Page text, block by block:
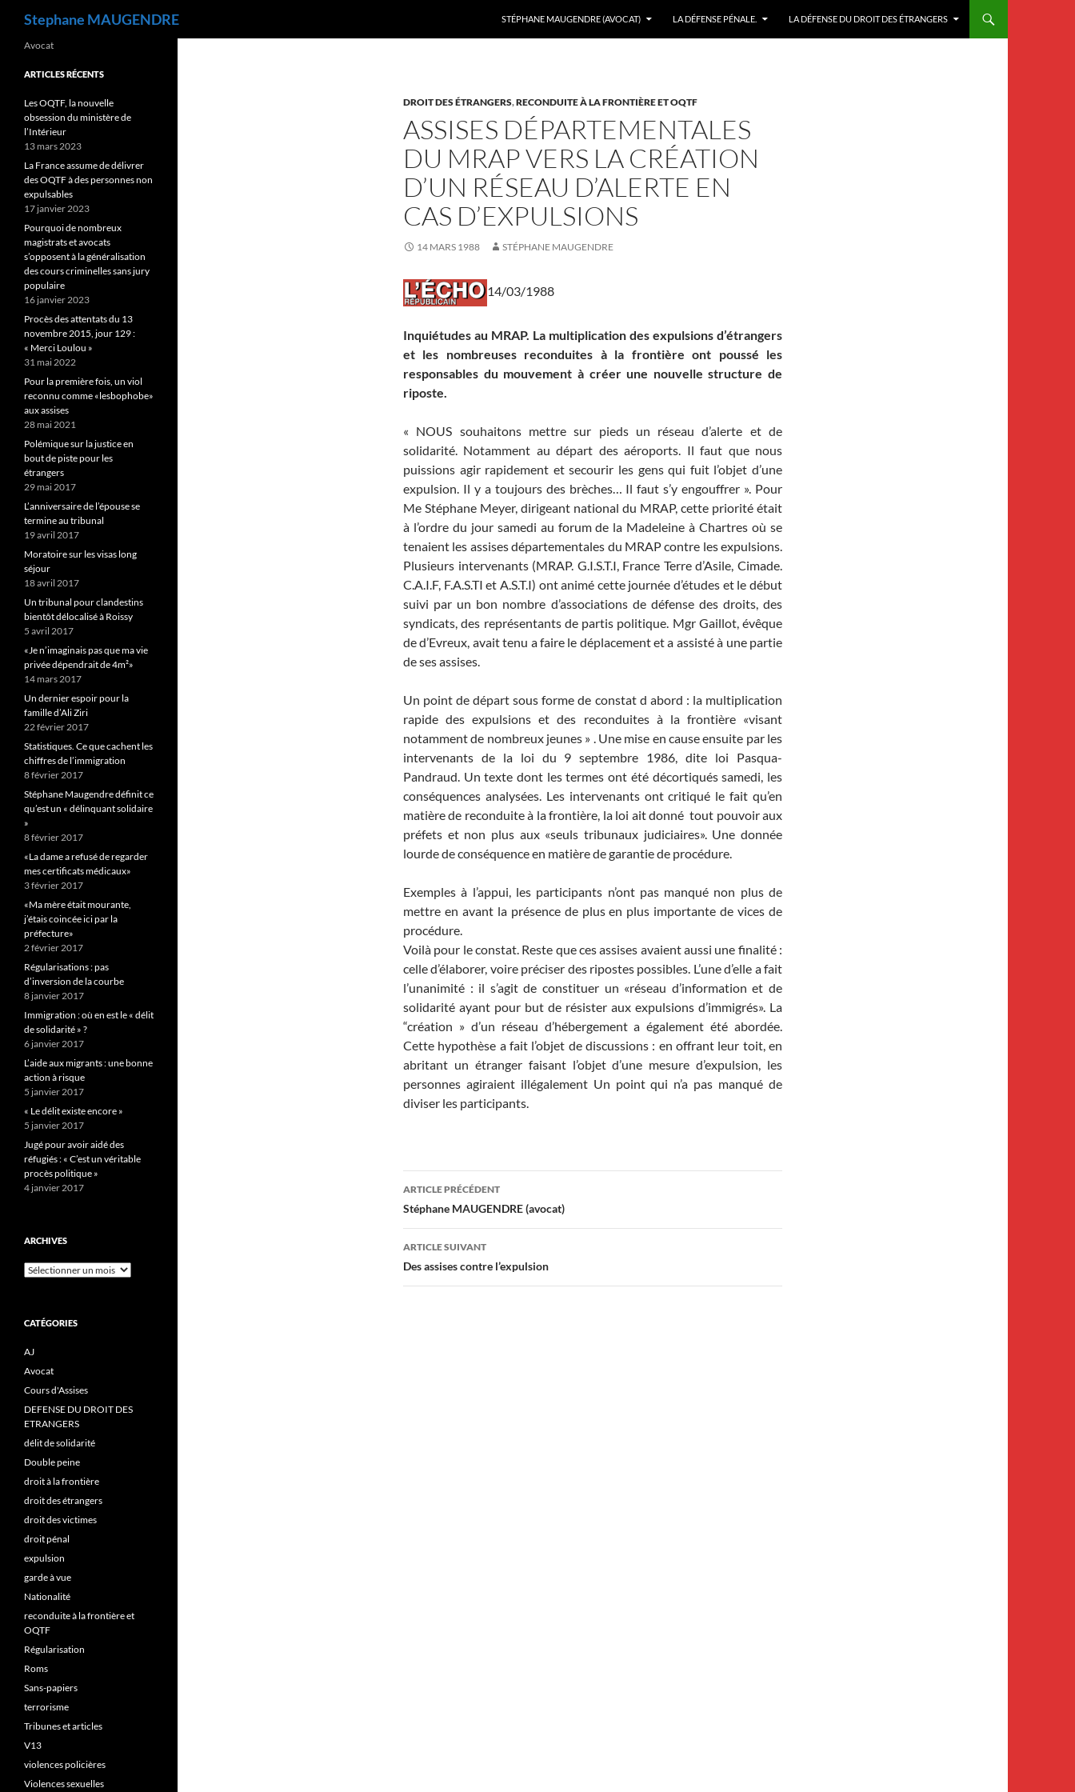
Stephane MAUGENDRE
STÉPHANE MAUGENDRE (AVOCAT)
LA DÉFENSE PÉNALE. LA DÉFENSE DU DROIT DES ÉTRANGERS
DROIT DES ÉTRANGERS,RECONDUITE À LA FRONTIÈRE ET OQTF
ASSISES DÉPARTEMENTALES
DU MRAP VERS LA CRÉATION
D’UN RÉSEAU D’ALERTE EN
CAS D’EXPULSIONS
14 MARS 1988 STÉPHANE MAUGENDRE
14/03/1988
Inquiétudes au MRAP. La multiplication des expulsions d’étrangers
et les nombreuses reconduites à la frontière ont poussé les
responsables du mouvement à créer une nouvelle structure de
riposte.
« NOUS souhaitons mettre sur pieds un réseau d’alerte et de
solidarité. Notamment au départ des aéroports. Il faut que nous
puissions agir rapidement et secourir les gens qui fuit l’objet d’une
expulsion. Il y a toujours des brèches… Il faut s’y engouffrer ». Pour
Me Stéphane Meyer, dirigeant national du MRAP, cette priorité était
à l’ordre du jour samedi au forum de la Madeleine à Chartres où se
tenaient les assises départementales du MRAP contre les expulsions.
Plusieurs intervenants (MRAP. G.I.S.T.I, France Terre d’Asile, Cimade.
C.A.I.F, F.A.S.TI et A.S.T.I) ont animé cette journée d’études et le début
suivi par un bon nombre d’associations de défense des droits, des
syndicats, des représentants de partis politique. Mgr Gaillot, évêque
de d’Evreux, avait tenu a faire le déplacement et a assisté à une partie
de ses assises.
Un point de départ sous forme de constat d abord : la multiplication
rapide des expulsions et des reconduites à la frontière «visant
notamment de nombreux jeunes » . Une mise en cause ensuite par les
intervenants de la loi du 9 septembre 1986, dite loi Pasqua-
Pandraud. Un texte dont les termes ont été décortiqués samedi, les
conséquences analysées. Les intervenants ont critiqué le fait qu’en
matière de reconduite à la frontière, la loi ait donné tout pouvoir aux
préfets et non plus aux «seuls tribunaux judiciaires». Une donnée
lourde de conséquence en matière de garantie de procédure.
Exemples à l’appui, les participants n’ont pas manqué non plus de
mettre en avant la présence de plus en plus importante de vices de
procédure.
Voilà pour le constat. Reste que ces assises avaient aussi une finalité :
celle d’élaborer, voire préciser des ripostes possibles. L’une d’elle a fait
l’unanimité : il s’agit de constituer un «réseau d’information et de
solidarité ayant pour but de résister aux expulsions d’immigrés». La
“création » d’un réseau d’hébergement a également été abordée.
Cette hypothèse a fait l’objet de discussions : en offrant leur toit, en
abritant un étranger faisant l’objet d’une mesure d’expulsion, les
personnes agiraient illégalement Un point qui n’a pas manqué de
diviser les participants.
Navigation
des
articles
ARTICLE PRÉCÉDENT
Stéphane MAUGENDRE (avocat)
ARTICLE SUIVANT
Des assises contre l’expulsion
Avocat
ARTICLES RÉCENTS
Les OQTF, la nouvelle
obsession du ministère de
l’Intérieur
13 mars 2023
La France assume de délivrer
des OQTF à des personnes non
expulsables
17 janvier 2023
Pourquoi de nombreux
magistrats et avocats
s’opposent à la généralisation
des cours criminelles sans jury
populaire
16 janvier 2023
Procès des attentats du 13
novembre 2015, jour 129 :
« Merci Loulou »
31 mai 2022
Pour la première fois, un viol
reconnu comme «lesbophobe»
aux assises
28 mai 2021
Polémique sur la justice en
bout de piste pour les
étrangers
29 mai 2017
L’anniversaire de l’épouse se
termine au tribunal
19 avril 2017
Moratoire sur les visas long
séjour
18 avril 2017
Un tribunal pour clandestins
bientôt délocalisé à Roissy
5 avril 2017
«Je n’imaginais pas que ma vie
privée dépendrait de 4m²»
14 mars 2017
Un dernier espoir pour la
famille d’Ali Ziri
22 février 2017
Statistiques. Ce que cachent les
chiffres de l’immigration
8 février 2017
Stéphane Maugendre définit ce
qu’est un « délinquant solidaire
»
8 février 2017
«La dame a refusé de regarder
mes certificats médicaux»
3 février 2017
«Ma mère était mourante,
j’étais coincée ici par la
préfecture»
2 février 2017
Régularisations : pas
d’inversion de la courbe
8 janvier 2017
Immigration : où en est le « délit
de solidarité » ?
6 janvier 2017
L’aide aux migrants : une bonne
action à risque
5 janvier 2017
« Le délit existe encore »
5 janvier 2017
Jugé pour avoir aidé des
réfugiés : « C’est un véritable
procès politique »
4 janvier 2017
ARCHIVES
Archives
CATÉGORIES
AJ
Avocat
Cours d'Assises
DEFENSE DU DROIT DES
ETRANGERS
délit de solidarité
Double peine
droit à la frontière
droit des étrangers
droit des victimes
droit pénal
expulsion
garde à vue
Nationalité
reconduite à la frontière et
OQTF
Régularisation
Roms
Sans-papiers
terrorisme
Tribunes et articles
V13
violences policières
Violences sexuelles